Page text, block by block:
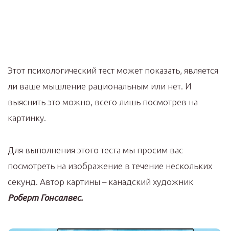
Этот психологический тест может показать, является
ли ваше мышление рациональным или нет. И
выяснить это можно, всего лишь посмотрев на
картинку.
Для выполнения этого теста мы просим вас
посмотреть на изображение в течение нескольких
секунд. Автор картины – канадский художник
Роберт Гонсалвес.